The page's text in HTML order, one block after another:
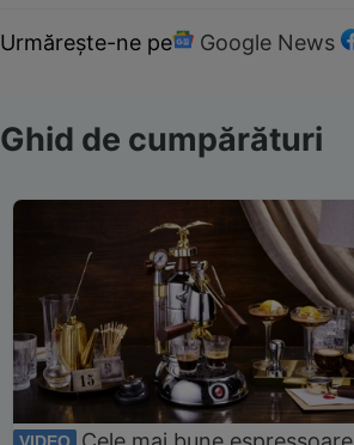
Urmărește-ne pe Google News
Ghid de cumpărături